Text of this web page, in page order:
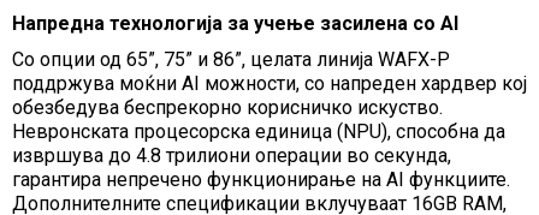
Напредна технологија за учење засилена со AI
Со опции од 65”, 75” и 86”, целата линија WAFX-P
поддржува моќни AI можности, со напреден хардвер кој
обезбедува беспрекорно корисничко искуство.
Невронската процесорска единица (NPU), способна да
извршува до 4.8 трилиони операции во секунда,
гарантира непречено функционирање на AI функциите.
Дополнителните спецификации вклучуваат 16GB RAM,